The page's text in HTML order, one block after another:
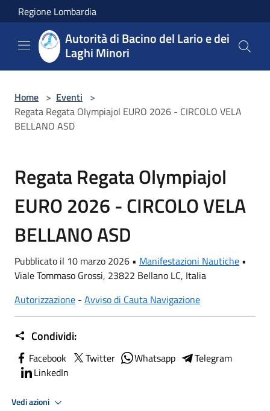
Salta al contenuto principale
Regione Lombardia
Autorità di Bacino del Lario e dei
Laghi Minori
Home > Eventi >
Regata Regata Olympiajol EURO 2026 - CIRCOLO VELA
BELLANO ASD
Regata Regata Olympiajol
EURO 2026 - CIRCOLO VELA
BELLANO ASD
Pubblicato il 10 marzo 2026 • Manifestazioni Nautiche •
Viale Tommaso Grossi, 23822 Bellano LC, Italia
Autorizzazione - Avviso di Cauta Navigazione
Condividi:
Facebook Twitter Whatsapp
Telegram
LinkedIn
Vedi azioni